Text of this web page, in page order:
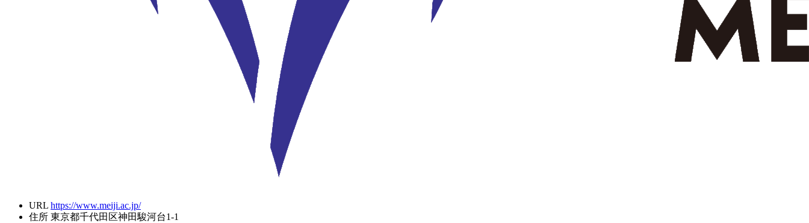
URL https://www.meiji.ac.jp/
住所 東京都千代田区神田駿河台1-1